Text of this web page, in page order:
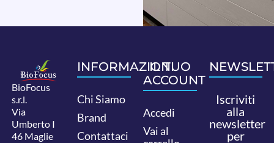
BioFocus
s.r.l.
Via
Umberto I
46 Maglie
INFORMAZIONI
Chi Siamo
Brand
Contattaci
IL TUO
ACCOUNT
Accedi
Vai al
Iscriviti
alla
newsletter
per